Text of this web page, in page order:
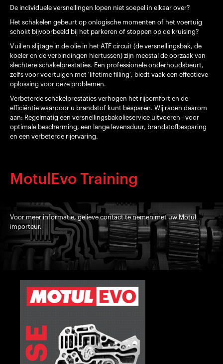
De individuele versnellingen lopen niet soepel in elkaar over?
Het schakelen gebeurt op onlogische momenten of het voertuig
schokt bijvoorbeeld bij het parkeren of stoppen op de kruising?
Vuil en slijtage in de olie in het ATF circuit (de versnellingsbak, de
koeler en de verbindingen hiertussen) zijn meestal de oorzaak van
slechtere schakelprestaties. Een professionele onderhoudsbeurt,
zelfs voor voertuigen met 'lifetime filling', biedt vaak een effectieve
oplossing voor deze problemen.
Verbeterde schakelprestaties verhogen het rijcomfort en de
efficiëntie waardoor u brandstof kunt besparen. Wij raden daarom
aan: Regelmatig een versnellingsbakolieservice uitvoeren - voor
optimale bescherming, een lange levensduur, brandstofbesparing
en een verbeterde rijervaring.
MotulEvo Training
Voor meer informatie, gelieve contact te nemen met uw Motul
importeur.